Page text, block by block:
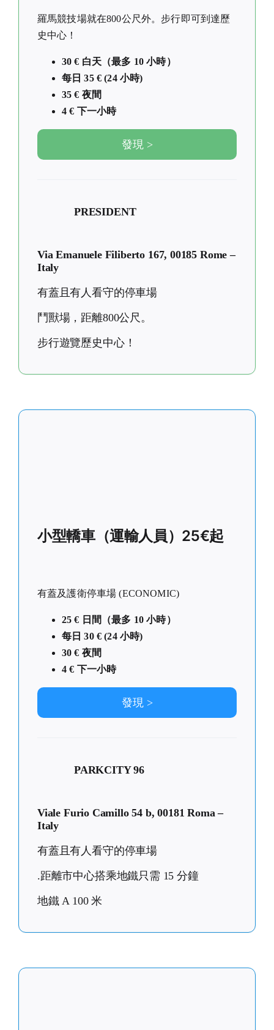
羅馬競技場就在800公尺外。步行即可到達歷
史中心！
30 € 白天（最多 10 小時）
每日 35 € (24 小時)
35 € 夜間
4 € 下一小時
發現 >
PRESIDENT
Via Emanuele Filiberto 167, 00185 Rome –
Italy
有蓋且有人看守的停車場
鬥獸場，距離800公尺。
步行遊覽歷史中心！
小型轎車（運輸人員）25€起
有蓋及護衛停車場 (ECONOMIC)
25 € 日間（最多 10 小時）
每日 30 € (24 小時)
30 € 夜間
4 € 下一小時
發現 >
PARKCITY 96
Viale Furio Camillo 54 b, 00181 Roma –
Italy
有蓋且有人看守的停車場
.距離市中心搭乘地鐵只需 15 分鐘
地鐵 A 100 米